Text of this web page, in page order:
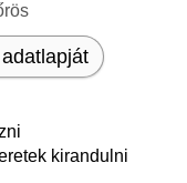
kirandulni